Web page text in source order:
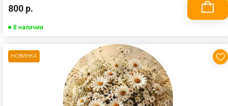
800 р.
В наличии
НОВИНКА